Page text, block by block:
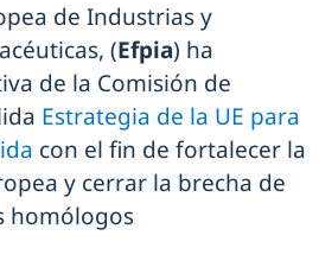
de Industrias y
(Efpia) ha
de la Comisión de
Estrategia de la UE para
con el fin de fortalecer la
y cerrar la brecha de
homólogos